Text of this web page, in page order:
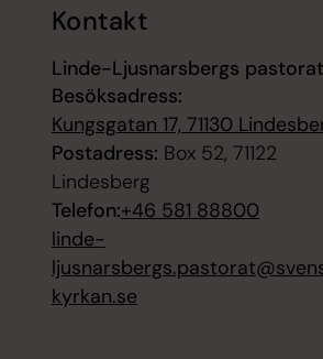
Kontakt
Linde-Ljusnarsbergs pastorat
Besöksadress:
Kungsgatan 17, 71130
Postadress: Box 52, 71122
Lindesberg
Telefon:+46 581 88800
linde-
kyrkan.se